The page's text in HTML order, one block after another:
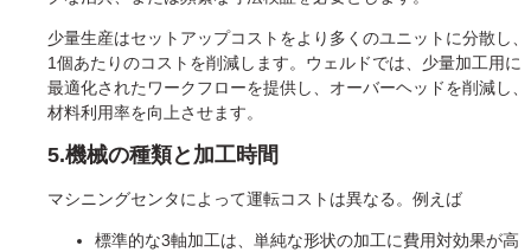
少量生産はセットアップコストをより多くのユニットに分散し、
1個あたりのコストを削減します。ウェルドでは、少量加工用に
最適化されたワークフローを提供し、オーバーヘッドを削減し、
材料利用率を向上させます。
5.機械の種類と加工時間
マシニングセンタによって運転コストは異なる。例えば
標準的な3軸加工は、単純な形状の加工に費用対効果が高